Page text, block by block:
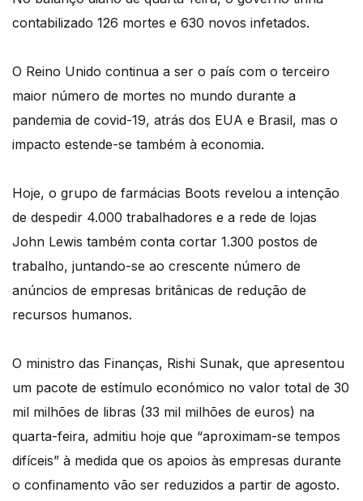
contabilizado 126 mortes e 630 novos infetados.
O Reino Unido continua a ser o país com o terceiro
maior número de mortes no mundo durante a
pandemia de covid-19, atrás dos EUA e Brasil, mas o
impacto estende-se também à economia.
Hoje, o grupo de farmácias Boots revelou a intenção
de despedir 4.000 trabalhadores e a rede de lojas
John Lewis também conta cortar 1.300 postos de
trabalho, juntando-se ao crescente número de
anúncios de empresas britânicas de redução de
recursos humanos.
O ministro das Finanças, Rishi Sunak, que apresentou
um pacote de estímulo económico no valor total de 30
mil milhões de libras (33 mil milhões de euros) na
quarta-feira, admitiu hoje que “aproximam-se tempos
difíceis” à medida que os apoios às empresas durante
o confinamento vão ser reduzidos a partir de agosto.